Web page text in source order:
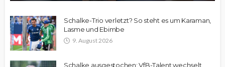
Schalke-Trio verletzt? So steht es um Karaman,
Lasme und Ebimbe
9. August 2026
Schalke ausgestochen: VfB-Talent wechselt